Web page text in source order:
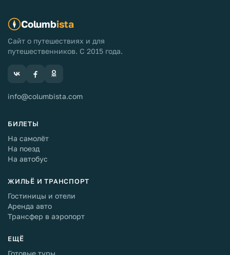
Columbista
Сайт о путешествиях и для
путешественников. С 2015 года.
info@columbista.com
БИЛЕТЫ
На самолёт
На поезд
На автобус
ЖИЛЬЁ И ТРАНСПОРТ
Гостиницы и отели
Аренда авто
Трансфер в аэропорт
ЕЩЁ
Готовые туры